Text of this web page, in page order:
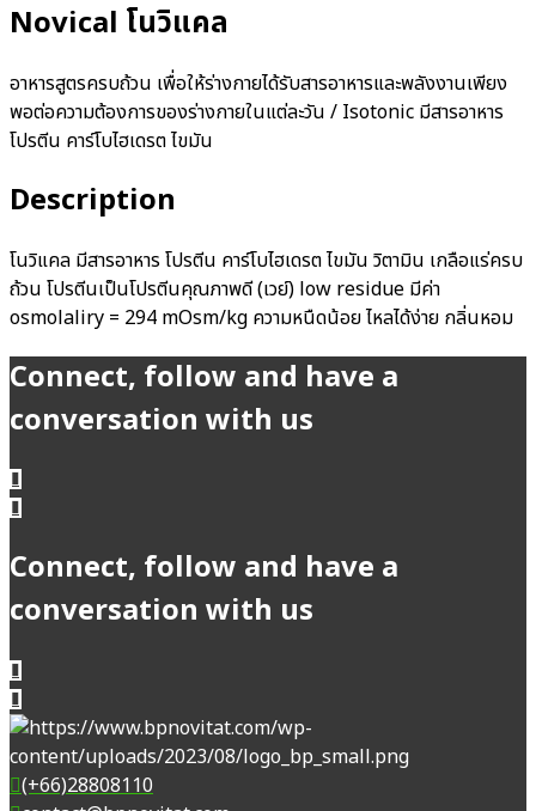
Novical โนวิแคล
อาหารสูตรครบถ้วน เพื่อให้ร่างกายได้รับสารอาหารและพลังงานเพียง
พอต่อความต้องการของร่างกายในแต่ละวัน / Isotonic มีสารอาหาร
โปรตีน คาร์โบไฮเดรต ไขมัน
Description
โนวิแคล มีสารอาหาร โปรตีน คาร์โบไฮเดรต ไขมัน วิตามิน เกลือแร่ครบ
ถ้วน โปรตีนเป็นโปรตีนคุณภาพดี(เวย์) low residue มีค่า
osmolaliry = 294 mOsm/kg ความหนืดน้อย ไหลได้ง่าย กลิ่นหอม
Connect, follow and have a
conversation with us
Connect, follow and have a
conversation with us
(+66)28808110